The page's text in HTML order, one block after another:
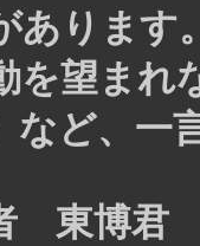
あります
を望ま
など、一
東博君